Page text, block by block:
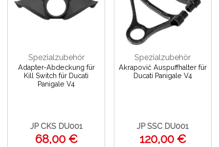
Spezialzubehör
Adapter-Abdeckung für
Kill Switch für Ducati
Panigale V4
JP CKS DU001
68,00 €
Spezialzubehör
Akrapovič Auspuffhalter für
Ducati Panigale V4
JP SSC DU001
120,00 €